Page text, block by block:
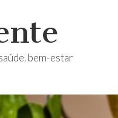
bem-estar